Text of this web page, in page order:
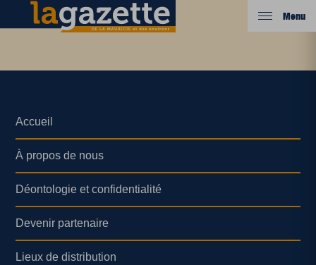
Menu
Accueil
À propos de nous
Déontologie et confidentialité
Devenir partenaire
Lieux de distribution